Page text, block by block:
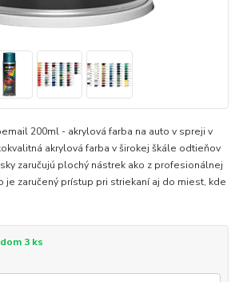
200ml - akrylová farba na auto v spreji v
akrylová farba v širokej škále odtieňov
zaručujú plochý nástrek ako z profesionálnej
je zaručený prístup pri striekaní aj do miest, kde
3 ks